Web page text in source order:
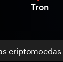
Tron